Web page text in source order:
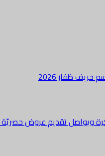
ظفار 2026
ويواصل تقديم عروض